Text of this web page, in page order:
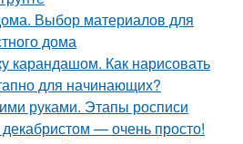
Выбор материалов для
дома
карандашом. Как нарисовать
для начинающих?
руками. Этапы росписи
— очень просто!